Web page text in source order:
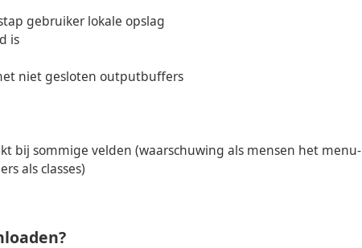
gebruiker lokale opslag
is
niet gesloten outputbuffers
bij sommige velden (waarschuwing als mensen het menu-
als classes)